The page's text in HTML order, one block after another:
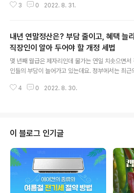
할지 말지 고민한다. 아마 대부분의 경우 2번을 답할
니다. 바로 세계 여성 사업가들의 아이콘이라고 할 수
'사라 블레이클리'입니다. 미국 언더웨어 브랜드 '스
panx)'의 창업자인 그녀는 어린 시절 학교만 다녀오
빠로부터 이 질문을 들었는데요. 속상하긴 하지만 뭔
친 일, 실수한 일을 털어놓았다고 하죠. 그런 그녀의
“괜찮아. 실패란 성공하지 않은 것이 아니라 아무 것
3 0 2022. 8. 31.
내년 연말정산은? 부담 줄이고, 혜택 늘
직장인이 알아 두어야 할 개정 세법
몇 년째 월급은 제자리인데 물가는 연일 치솟으면서
인들의 부담이 늘어가고 있는데요. 정부에서는 최근
당 부분이 세금으로 고스란히 납부되는 ‘유리지갑’ 직
세 한도 상향으로 부담 완화 최근 발표된 통계에 따르
장인의 점심값이 2년 전에 비해 무려 12.8%나 올랐
하는데요. 하지만 2003년 이후 19년간 식대 비과
는 동결되어 물가 변동이 제대로 반영되지 못한다는
이 이어졌죠. 내년부터는 직장인들의 점심값 부담을
이나마 줄이기 위해 급여에 포함된 식대에 ..
4 0 2022. 8. 30.
이 블로그 인기글